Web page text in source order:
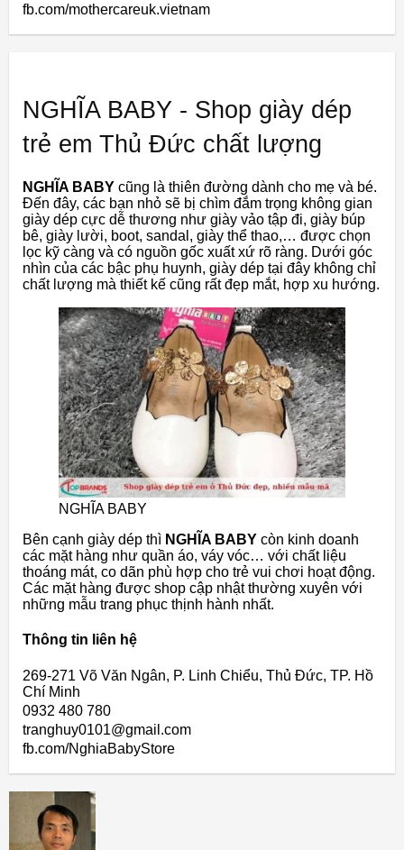
fb.com/mothercareuk.vietnam
NGHĨA BABY - Shop giày dép
trẻ em Thủ Đức chất lượng
NGHĨA BABY cũng là thiên đường dành cho mẹ và bé.
Đến đây, các bạn nhỏ sẽ bị chìm đắm trọng không gian
giày dép cực dễ thương như giày vảo tập đi, giày búp
bê, giày lười, boot, sandal, giày thể thao,… được chọn
lọc kỹ càng và có nguồn gốc xuất xứ rõ ràng. Dưới góc
nhìn của các bậc phụ huynh, giày dép tại đây không chỉ
chất lượng mà thiết kế cũng rất đẹp mắt, hợp xu hướng.
NGHĨA BABY
Bên cạnh giày dép thì NGHĨA BABY còn kinh doanh
các mặt hàng như quần áo, váy vóc… với chất liệu
thoáng mát, co dãn phù hợp cho trẻ vui chơi hoạt động.
Các mặt hàng được shop cập nhật thường xuyên với
những mẫu trang phục thịnh hành nhất.
Thông tin liên hệ
269-271 Võ Văn Ngân, P. Linh Chiểu, Thủ Đức, TP. Hồ
Chí Minh
0932 480 780
tranghuy0101@gmail.com
fb.com/NghiaBabyStore